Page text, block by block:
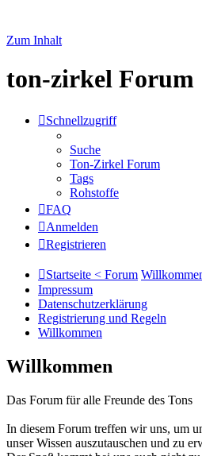
Zum Inhalt
ton-zirkel Forum
Schnellzugriff
Suche
Ton-Zirkel Forum
Tags
Rohstoffe
FAQ
Anmelden
Registrieren
Startseite < Forum
Impressum
Datenschutzerklärung
Registrierung und Regeln
Willkommen
Willkommen
Das Forum für alle Freunde des Tons
In diesem Forum treffen wir uns, um
unser Wissen auszutauschen und zu